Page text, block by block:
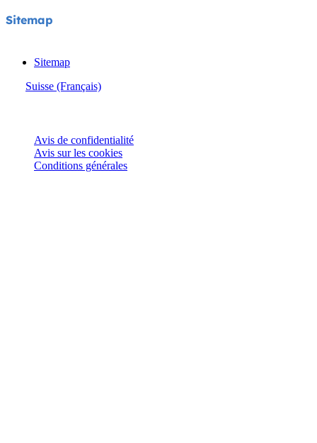
Sitemap
Sitemap
Suisse (Français)
Avis de confidentialité
Avis sur les cookies
Conditions générales